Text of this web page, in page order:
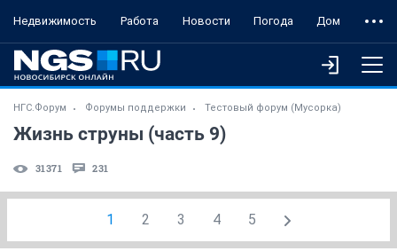
Недвижимость Работа Новости Погода Дом
НГС.Форум Форумы поддержки Тестовый форум (Мусорка)
Жизнь струны (часть 9)
31371 231
1 2 3 4 5